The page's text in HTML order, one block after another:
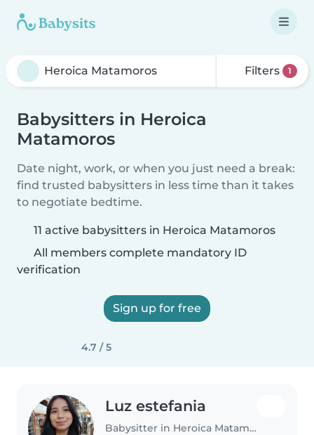
Filters 1
Babysitters in Heroica
Matamoros
Date night, work, or when you just need a break:
find trusted babysitters in less time than it takes
to negotiate bedtime.
11 active babysitters in Heroica Matamoros
All members complete mandatory ID
verification
Sign up for free
4.7 / 5
Luz estefania
Babysitter in Heroica Matamoros